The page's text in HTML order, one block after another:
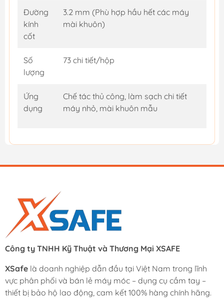
Đường
kính
cốt
3.2 mm (Phù hợp hầu hết các máy
mài khuôn)
Số
lượng
73 chi tiết/hộp
Ứng
dụng
Chế tác thủ công, làm sạch chi tiết
máy nhỏ, mài khuôn mẫu
Công ty TNHH Kỹ Thuật và Thương Mại XSAFE
XSafe là doanh nghiệp dẫn đầu tại Việt Nam trong lĩnh
vực phân phối và bán lẻ máy móc – dụng cụ cầm tay –
thiết bị bảo hộ lao động, cam kết 100% hàng chính hãng.